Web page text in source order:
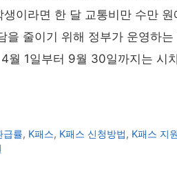
이라면 한 달 교통비만 수만
을 줄이기 위해 정부가 운영하
월 1일부터 9월 30일까지는 시
급률, K패스, K패스 신청방법, K패스 지